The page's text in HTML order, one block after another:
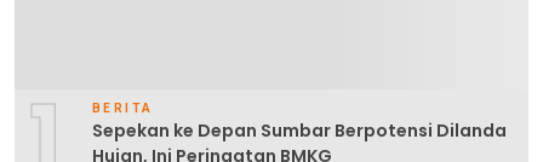
1 BERITA
Sepekan ke Depan Sumbar Berpotensi Dilanda
Hujan, Ini Peringatan BMKG